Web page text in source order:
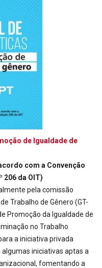
de Igualdade de
com a Convenção
206 da OIT)
pela comissão
Trabalho de Gênero (GT-
Promoção da Igualdade de
no Trabalho
a iniciativa privada
iniciativas aptas a
fomentando a